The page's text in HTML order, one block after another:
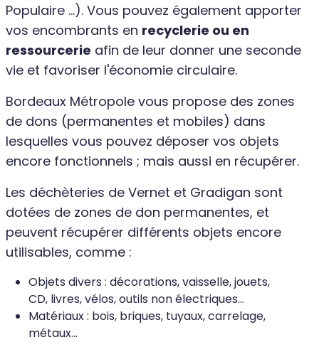
Populaire …). Vous pouvez également apporter
vos encombrants en recyclerie ou en
ressourcerie afin de leur donner une seconde
vie et favoriser l'économie circulaire.
Bordeaux Métropole vous propose des zones
de dons (permanentes et mobiles) dans
lesquelles vous pouvez déposer vos objets
encore fonctionnels ; mais aussi en récupérer.
Les déchèteries de Vernet et Gradigan sont
dotées de zones de don permanentes, et
peuvent récupérer différents objets encore
utilisables, comme :
Objets divers : décorations, vaisselle, jouets,
CD, livres, vélos, outils non électriques...
Matériaux : bois, briques, tuyaux, carrelage,
métaux...